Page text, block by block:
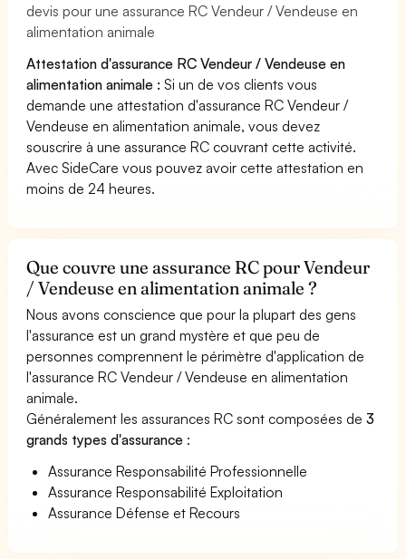
devis pour une assurance RC Vendeur / Vendeuse en
alimentation animale
Attestation d'assurance RC Vendeur / Vendeuse en
alimentation animale : Si un de vos clients vous
demande une attestation d'assurance RC Vendeur /
Vendeuse en alimentation animale, vous devez
souscrire à une assurance RC couvrant cette activité.
Avec SideCare vous pouvez avoir cette attestation en
moins de 24 heures.
Que couvre une assurance RC pour Vendeur
/ Vendeuse en alimentation animale ?
Nous avons conscience que pour la plupart des gens
l'assurance est un grand mystère et que peu de
personnes comprennent le périmètre d'application de
l'assurance RC Vendeur / Vendeuse en alimentation
animale.
Généralement les assurances RC sont composées de3
grands types d'assurance :
Assurance Responsabilité Professionnelle
Assurance Responsabilité Exploitation
Assurance Défense et Recours